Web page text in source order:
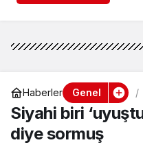
Haberler Genel
Siyahi biri
diye sormuş